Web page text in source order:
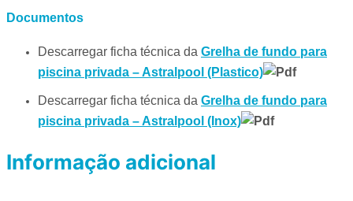
Documentos
Descarregar ficha técnica da Grelha de fundo para
piscina privada – Astralpool (Plastico)
Descarregar ficha técnica da Grelha de fundo para
piscina privada – Astralpool (Inox)
Informação adicional